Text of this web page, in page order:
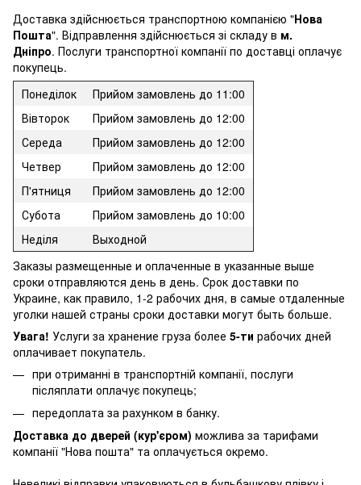
Доставка здійснюється транспортною компанією "Нова
Пошта". Відправлення здійснюється зі складу в м.
Дніпро. Послуги транспортної компанії по доставці оплачує
покупець.
Понеділок
Прийом замовлень до 11:00
Вівторок
Прийом замовлень до 12:00
Середа
Прийом замовлень до 12:00
Четвер
Прийом замовлень до 12:00
П'ятниця
Прийом замовлень до 12:00
Субота
Прийом замовлень до 10:00
Неділя
Выходной
Заказы размещенные и оплаченные в указанные выше
сроки отправляются день в день. Срок доставки по
Украине, как правило, 1-2 рабочих дня, в самые отдаленные
уголки нашей страны сроки доставки могут быть больше.
Увага! Услуги за хранение груза более 5-ти рабочих дней
оплачивает покупатель.
при отриманні в транспортній компанії, послуги
післяплати оплачує покупець;
передоплата за рахунком в банку.
Доставка до дверей (кур'єром) можлива за тарифами
компанії "Нова пошта" та оплачується окремо.